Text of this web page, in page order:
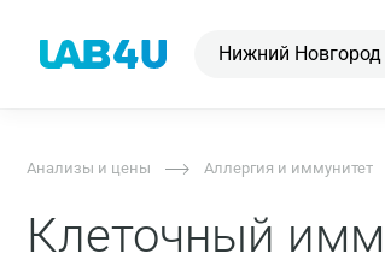
Нижний Новгород
Анализы и цены Аллергия и иммунитет
Клеточный